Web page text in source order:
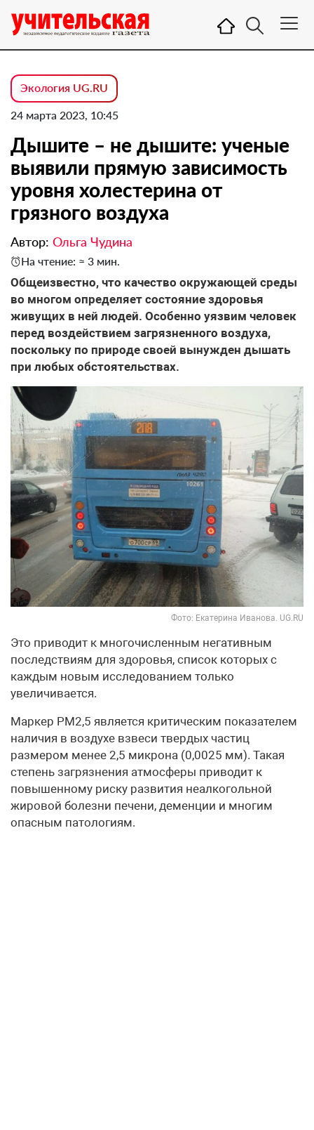
Экология UG.RU
24 марта 2023, 10:45
Дышите – не дышите: ученые
выявили прямую зависимость
уровня холестерина от
грязного воздуха
Автор: Ольга Чудина
На чтение: ≈ 3 мин.
Общеизвестно, что качество окружающей среды
во многом определяет состояние здоровья
живущих в ней людей. Особенно уязвим человек
перед воздействием загрязненного воздуха,
поскольку по природе своей вынужден дышать
при любых обстоятельствах.
Фото: Екатерина Иванова. UG.RU
Это приводит к многочисленным негативным
последствиям для здоровья, список которых с
каждым новым исследованием только
увеличивается.
Маркер PM2,5 является критическим показателем
наличия в воздухе взвеси твердых частиц
размером менее 2,5 микрона (0,0025 мм). Такая
степень загрязнения атмосферы приводит к
повышенному риску развития неалкогольной
жировой болезни печени, деменции и многим
опасным патологиям.